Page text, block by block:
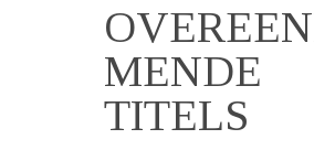
MENDE
TITELS